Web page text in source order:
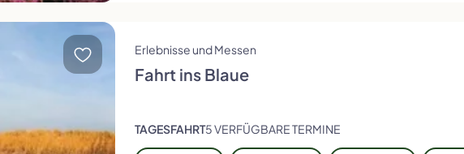
Erlebnisse und Messen
Fahrt ins Blaue
TAGESFAHRT5 VERFÜGBARE TERMINE